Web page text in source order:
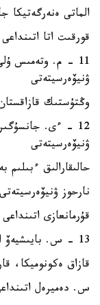
الماتى ەنەرگەتيكا
قورقىت اتا
11 - م. وتەمىس
ۋنيۆەرسيتەتى
وڭتۇستىك
12 - ءى.
ۋنيۆەرسيتەتى
حالىقارالىق ءبىلىم
نارحوز ۋنيۆەرسيتەتى
قۇرمانعازى
13 - س. بايىشيەۆ اتىنداعى اقتوبە ۋنيۆەرسيتەتى
قازاق ەكونوميكا،
س. دەميرەل